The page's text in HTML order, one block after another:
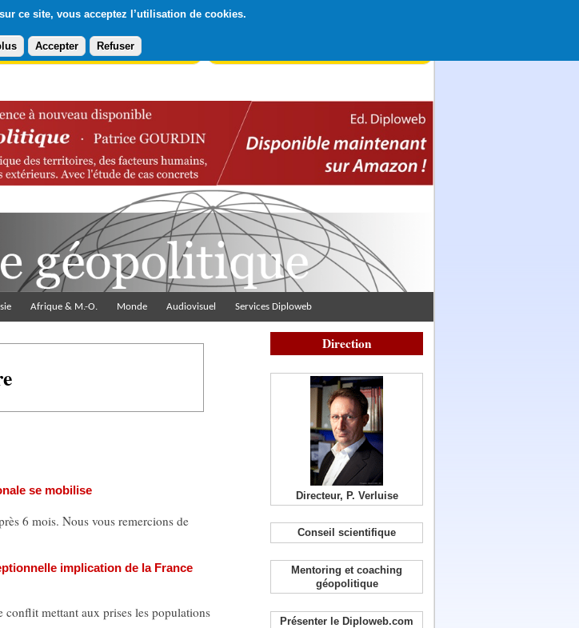
ce site, vous acceptez l’utilisation de cookies.
Accepter Refuser
gratuit à la Lettre du Diploweb
Afrique & M.-O. Monde Audiovisuel Services Diploweb
se mobilise
6 mois. Nous vous remercions de
implication de la France
mettant aux prises les populations
Direction
Directeur, P. Verluise
Conseil scientifique
Mentoring et coaching
géopolitique
Présenter le Diploweb.com